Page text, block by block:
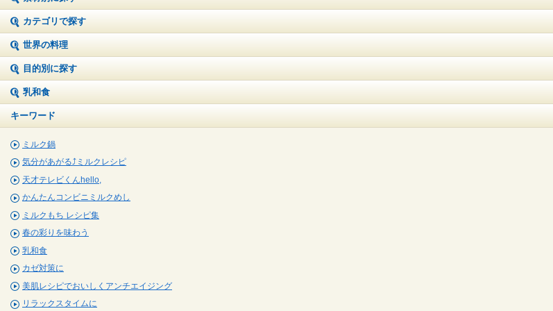
カテゴリで探す
世界の料理
目的別に探す
乳和食
キーワード
ミルク鍋
気分があがる⤴ミルクレシピ
天才テレビくんhello,
かんたんコンビニミルクめし
ミルクもち レシピ集
春の彩りを味わう
乳和食
カゼ対策に
美肌レシピでおいしくアンチエイジング
リラックスタイムに